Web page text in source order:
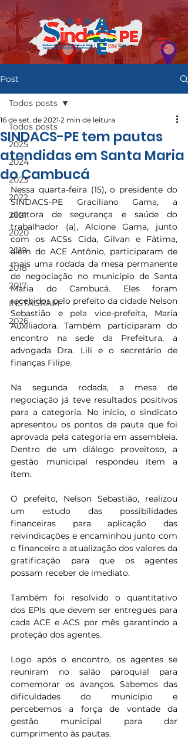
Post
Todos posts
2025
2024
2023
2022
2021
2020
2019
2018
2017
INSTAGRAM
2026
Todos posts
SINDACS-PE tem pautas
atendidas em Santa Maria
do Cambucá
16 de set. de 2021 2 min de leitura
Nessa quarta-feira (15), o presidente do
SINDACS-PE Graciliano Gama, a
diretora de segurança e saúde do
trabalhador (a), Alcione Gama, junto
com os ACSs Cida, Gilvan e Fátima,
além do ACE Antônio, participaram de
mais uma rodada da mesa permanente
de negociação no município de Santa
Maria do Cambucá. Eles foram
recebidos pelo prefeito da cidade Nelson
Sebastião e pela vice-prefeita, Maria
Auxiliadora. Também participaram do
encontro na sede da Prefeitura, a
advogada Dra. Lili e o secretário de
finanças Filipe.
Na segunda rodada, a mesa de
negociação já teve resultados positivos
para a categoria. No início, o sindicato
apresentou os pontos da pauta que foi
aprovada pela categoria em assembleia.
Dentro de um diálogo proveitoso, a
gestão municipal respondeu ítem a
ítem.
O prefeito, Nelson Sebastião, realizou
um estudo das possibilidades
financeiras para aplicação das
reivindicações e encaminhou junto com
o financeiro a atualização dos valores da
gratificação para que os agentes
possam receber de imediato.
Também foi resolvido o quantitativo
dos EPIs que devem ser entregues para
cada ACE e ACS por mês garantindo a
proteção dos agentes.
Logo após o encontro, os agentes se
reuniram no salão paroquial para
comemorar os avanços. Sabemos das
dificuldades do município e
percebemos a força de vontade da
gestão municipal para dar
cumprimento às pautas.